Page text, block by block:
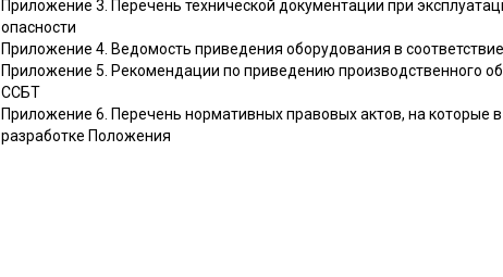
Приложение 3. Перечень технической документации при
опасности
Приложение 4. Ведомость приведения оборудования в
Приложение 5. Рекомендации по приведению производственного
ССБТ
Приложение 6. Перечень нормативных правовых актов, на которые
разработке Положения